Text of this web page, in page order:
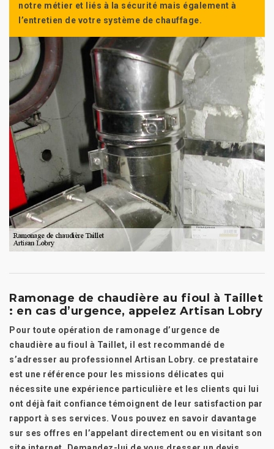
notre métier et liés à la sécurité mais également à
l’entretien de votre système de chauffage.
Ramonage de chaudière au fioul à Taillet
: en cas d’urgence, appelez Artisan Lobry
Pour toute opération de ramonage d’urgence de
chaudière au fioul à Taillet, il est recommandé de
s’adresser au professionnel Artisan Lobry. ce prestataire
est une référence pour les missions délicates qui
nécessite une expérience particulière et les clients qui lui
ont déjà fait confiance témoignent de leur satisfaction par
rapport à ses services. Vous pouvez en savoir davantage
sur ses offres en l’appelant directement ou en visitant son